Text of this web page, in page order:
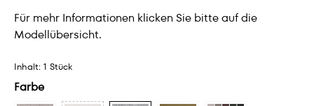
Für mehr Informationen klicken Sie bitte auf die
Modellübersicht.
Inhalt: 1 Stück
Farbe